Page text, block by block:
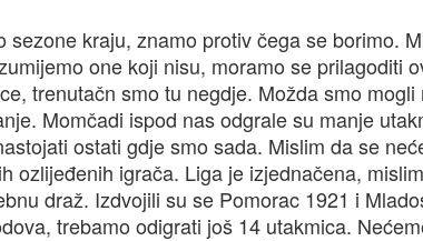
kraju, znamo protiv čega se borimo.
one koji nisu, moramo se prilagoditi
trenutačn smo tu negdje. Možda smo mogli
Momčadi ispod nas odgrale su manje
ostati gdje smo sada. Mislim da se
ozlijeđenih igrača. Liga je izjednačena,
draž. Izdvojili su se Pomorac 1921 i
trebamo odigrati još 14 utakmica.